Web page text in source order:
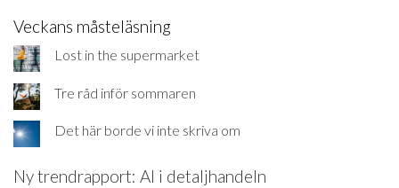
Veckans måsteläsning
Lost in the supermarket
Tre råd inför sommaren
Det här borde vi inte skriva om
Ny trendrapport: AI i detaljhandeln